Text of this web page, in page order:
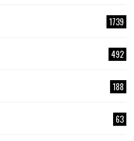
1739
492
188
63